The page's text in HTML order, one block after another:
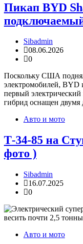
Пикап BYD
Sibadmin
08.06.2026
0
Поскольку США
электромобилей, BYD
первый
гибрид оснащен
Авто и мото
Т-34-85 на
фото )
Sibadmin
16.07.2025
0
Авто и мото